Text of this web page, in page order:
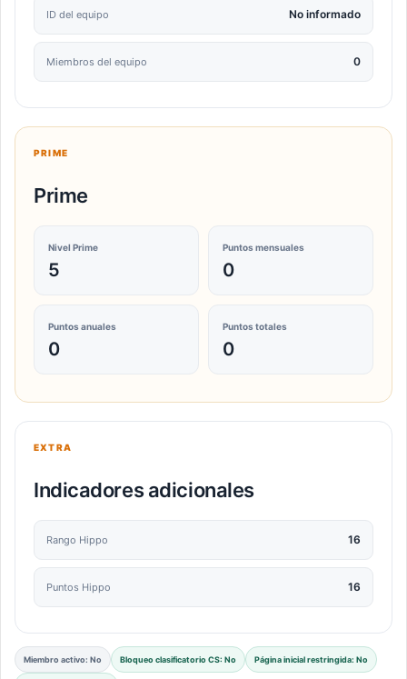
ID del equipo No informado
Miembros del equipo 0
PRIME
Prime
Nivel Prime
5
Puntos mensuales
0
Puntos anuales
0
Puntos totales
0
EXTRA
Indicadores adicionales
Rango Hippo 16
Puntos Hippo 16
Miembro activo: No Bloqueo clasificatorio CS: No Página inicial restringida: No